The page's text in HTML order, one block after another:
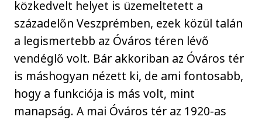
közkedvelt helyet is üzemeltetett a
századelőn Veszprémben, ezek közül talán
a legismertebb az Óváros téren lévő
vendéglő volt. Bár akkoriban az Óváros tér
is máshogyan nézett ki, de ami fontosabb,
hogy a funkciója is más volt, mint
manapság. A mai Óváros tér az 1920-as